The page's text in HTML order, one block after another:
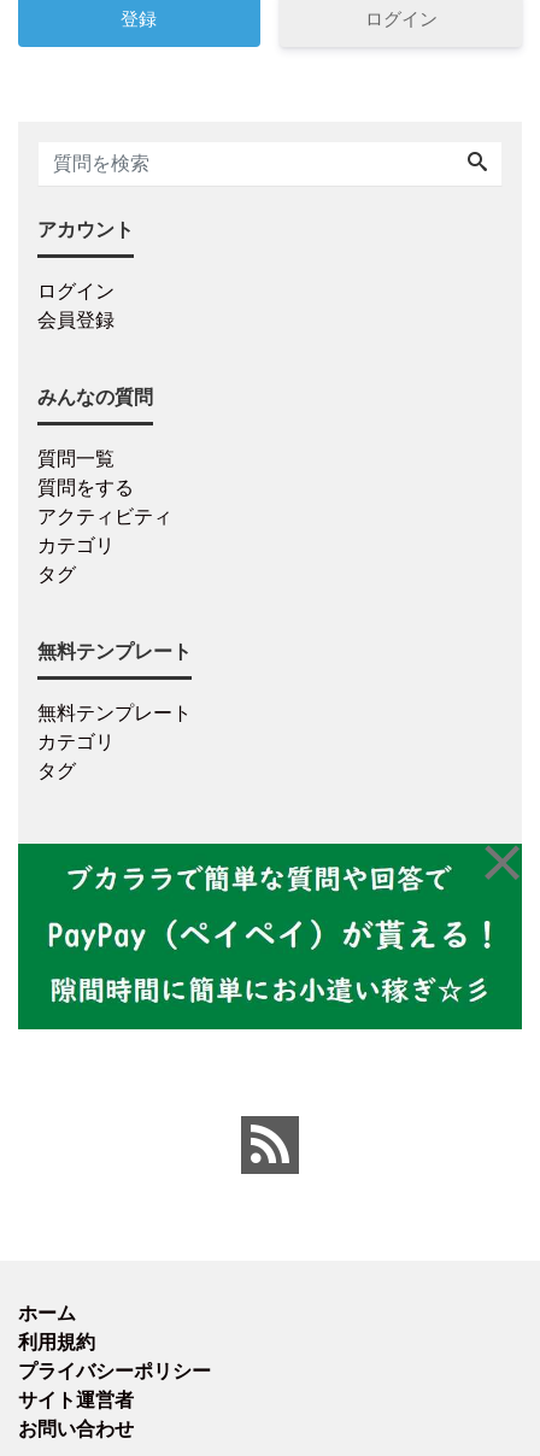
ログイン
アカウント
ログイン
会員登録
みんなの質問
質問一覧
質問をする
アクティビティ
カテゴリ
タグ
無料テンプレート
無料テンプレート
カテゴリ
タグ
ホーム
利用規約
プライバシーポリシー
サイト運営者
お問い合わせ